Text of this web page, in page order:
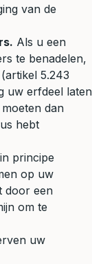
van de
Als u een
te benadelen,
(artikel 5.243
uw erfdeel laten
dan
hebt
principe
op uw
door een
om te
uw